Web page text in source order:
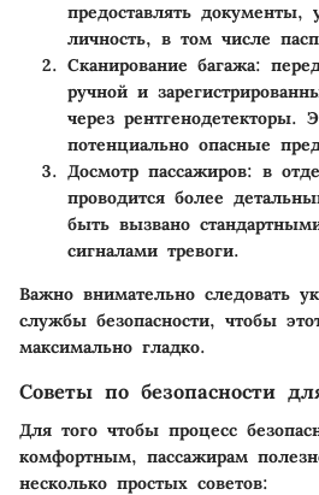
предоставлять документы,
личность, в том числе
Сканирование багажа:
ручной и
через рентгенодетекторы.
потенциально опасные
Досмотр пассажиров: в
проводится более
быть вызвано
сигналами тревоги.
Важно внимательно следовать
службы безопасности, чтобы
максимально гладко.
Советы по безопасности
Для того чтобы процесс
комфортным, пассажирам
несколько простых советов: